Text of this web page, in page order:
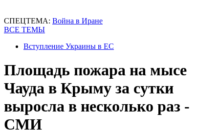
СПЕЦТЕМА: Война в Иране
ВСЕ ТЕМЫ
Вступление Украины в ЕС
Площадь пожара на мысе
Чауда в Крыму за сутки
выросла в несколько раз -
СМИ